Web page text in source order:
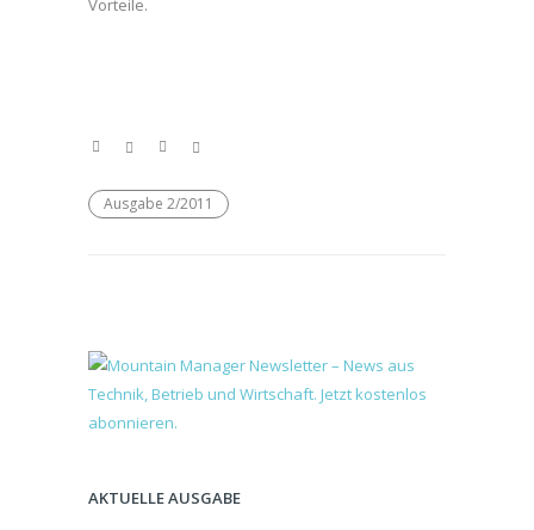
Vorteile.
Ausgabe 2/2011
AKTUELLE AUSGABE